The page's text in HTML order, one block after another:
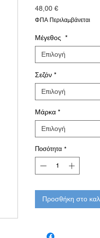
48,00 €Τιμή
ΦΠΑ Περιλαμβάνεται
Μέγεθος *
Επιλογή
Σεζόν *
Επιλογή
Μάρκα *
Επιλογή
Ποσότητα *
Προσθήκη στο